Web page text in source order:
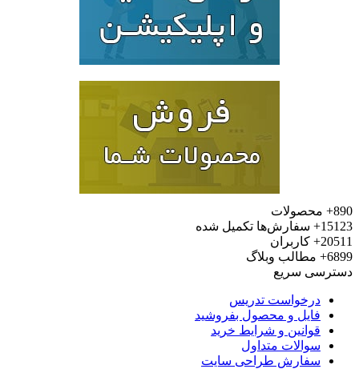
محصولات
سفارش‌ها تکمیل شده
کاربران
مطالب وبلاگ
سریع
درخواست تدریس
فایل و محصول بفروشید
قوانین و شرایط خرید
سوالات متداول
سفارش طراحی سایت